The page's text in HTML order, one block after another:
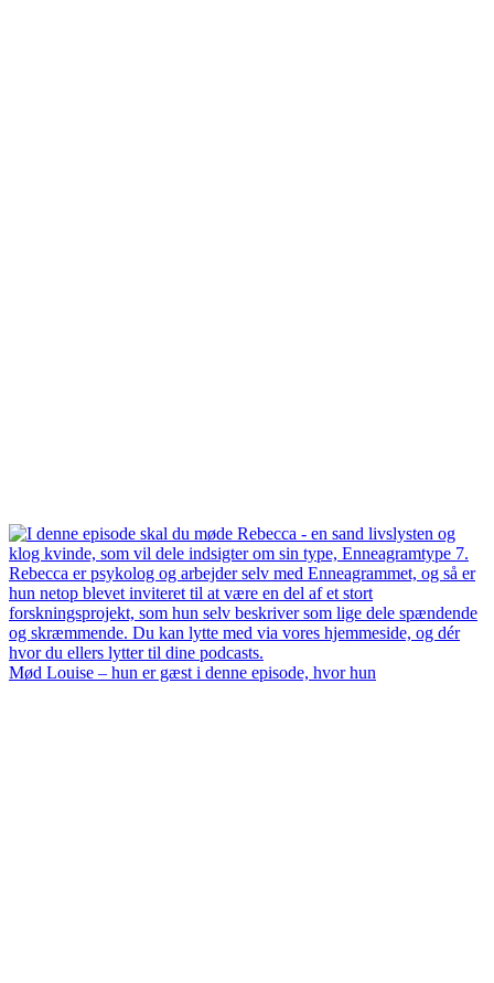
Mød Louise – hun er gæst i denne episode, hvor hun